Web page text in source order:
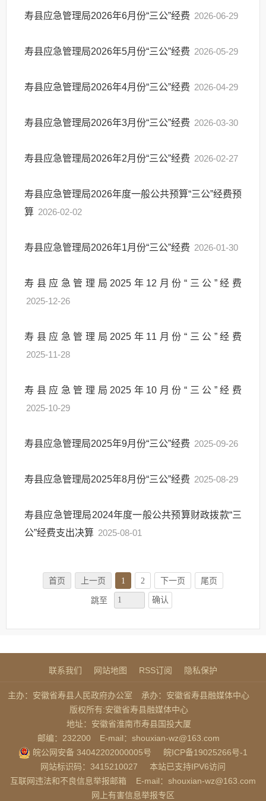
寿县应急管理局2026年6月份“三公”经费 2026-06-29
寿县应急管理局2026年5月份“三公”经费 2026-05-29
寿县应急管理局2026年4月份“三公”经费 2026-04-29
寿县应急管理局2026年3月份“三公”经费 2026-03-30
寿县应急管理局2026年2月份“三公”经费 2026-02-27
寿县应急管理局2026年度一般公共预算“三公”经费预
算 2026-02-02
寿县应急管理局2026年1月份“三公”经费 2026-01-30
寿县应急管理局2025年12月份“三公”经费
2025-12-26
寿县应急管理局2025年11月份“三公”经费
2025-11-28
寿县应急管理局2025年10月份“三公”经费
2025-10-29
寿县应急管理局2025年9月份“三公”经费 2025-09-26
寿县应急管理局2025年8月份“三公”经费 2025-08-29
寿县应急管理局2024年度一般公共预算财政拨款“三
公”经费支出决算 2025-08-01
首页 上一页 1 2 下一页 尾页
跳至 确认
联系我们 网站地图 RSS订阅 隐私保护
主办：安徽省寿县人民政府办公室
承办：安徽省寿县融媒体中心
版权所有:安徽省寿县融媒体中心
地址：安徽省淮南市寿县国投大厦
邮编：232200
E-mail：shouxian-wz@163.com
皖公网安备 34042202000005号
皖ICP备19025266号-1
网站标识码：3415210027
本站已支持IPV6访问
互联网违法和不良信息举报邮箱
E-mail：shouxian-wz@163.com
网上有害信息举报专区